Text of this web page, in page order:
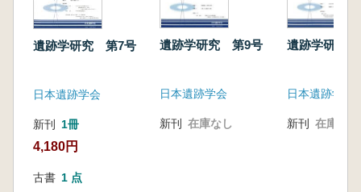
遺跡学研究 第7号
日本遺跡学会
新刊 1冊
4,180円
古書 1 点
遺跡学研究 第9号
日本遺跡学会
新刊 在庫なし
遺跡学研究
日本遺跡学会
新刊 在庫なし